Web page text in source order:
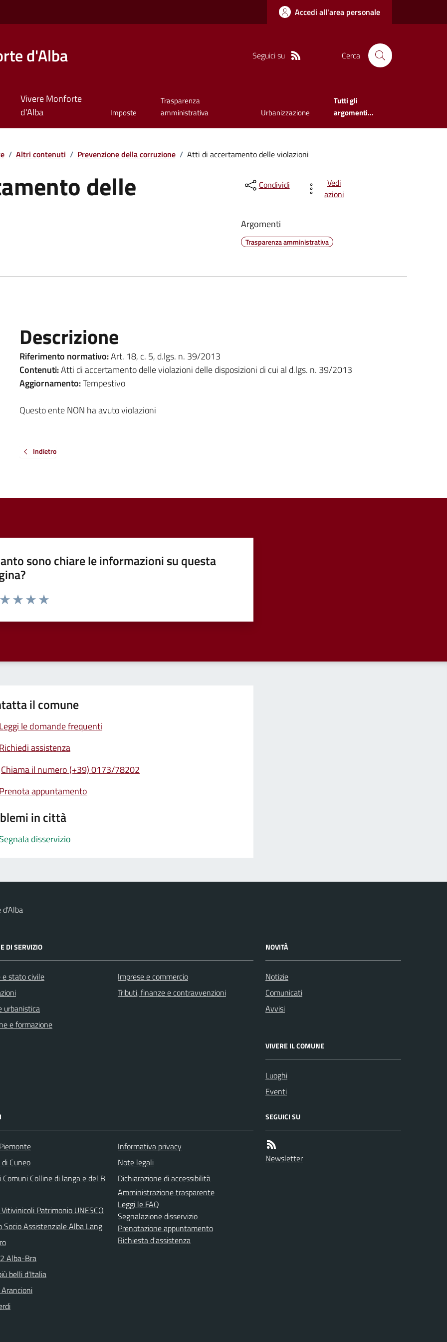
Accedi all'area personale
d'Alba Seguici su Cerca
Vivere Monforte
d'Alba
Imposte
Trasparenza
amministrativa
Urbanizzazione
Tutti gli
argomenti...
/ Altri contenuti / Prevenzione della corruzione / Atti di accertamento delle violazioni
delle Condividi
Vedi
azioni
Argomenti
Trasparenza amministrativa
Descrizione
Riferimento normativo:Art. 18, c. 5, d.lgs. n. 39/2013
Contenuti:Atti di accertamento delle violazioni delle disposizioni di cui al d.lgs. n. 39/2013
Aggiornamento:Tempestivo
Questo ente NON ha avuto violazioni
Indietro
sono chiare le informazioni su questa
da 1 a 5 stelle la pagina
il comune
Leggi le domande frequenti
Richiedi assistenza
Chiama il numero (+39) 0173/78202
Prenota appuntamento
in città
Segnala disservizio
d'Alba
DI SERVIZIO
e stato civile
urbanistica
e formazione
Imprese e commercio
Tributi, finanze e contravvenzioni
NOVITÀ
Notizie
Comunicati
Avvisi
VIVERE IL COMUNE
Luoghi
Eventi
Cuneo
Comuni Colline di langa e del B
Patrimonio UNESCO
Socio Assistenziale Alba Lang
Alba-Bra
belli d'Italia
Informativa privacy
Note legali
Dichiarazione di accessibilità
Amministrazione trasparente
Leggi le FAQ
Segnalazione disservizio
Prenotazione appuntamento
Richiesta d'assistenza
SEGUICI SU
Newsletter